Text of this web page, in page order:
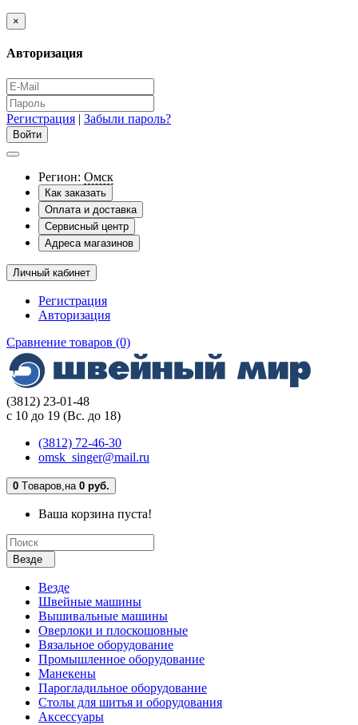
×
Авторизация
Регистрация | Забыли пароль?
Регион: Омск
Как заказать
Оплата и доставка
Сервисный центр
Адреса магазинов
Личный кабинет
Регистрация
Авторизация
Сравнение товаров (0)
(3812) 23-01-48
с 10 до 19 (Вс. до 18)
(3812) 72-46-30
omsk_singer@mail.ru
0 Tоваров,на 0 руб.
Ваша корзина пуста!
Везде
Везде
Швейные машины
Вышивальные машины
Оверлоки и плоскошовные
Вязальное оборудование
Промышленное оборудование
Манекены
Парогладильное оборудование
Столы для шитья и оборудования
Аксессуары